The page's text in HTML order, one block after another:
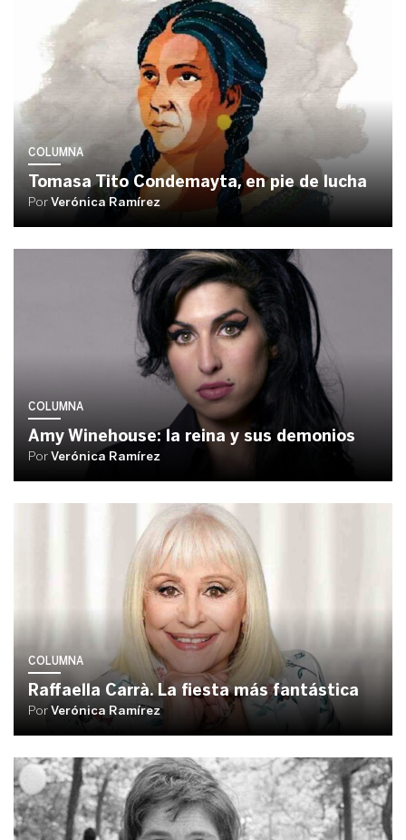
COLUMNA
Tomasa Tito Condemayta, en pie de lucha
PorVerónica Ramírez
COLUMNA
Amy Winehouse: la reina y sus demonios
PorVerónica Ramírez
COLUMNA
Raffaella Carrà. La fiesta más fantástica
PorVerónica Ramírez